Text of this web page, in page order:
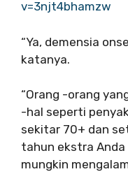
v=3njt4bhamzw
“Ya, demensia
katanya.
“Orang -orang
-hal seperti
sekitar 70+ dan
tahun ekstra Anda
mungkin